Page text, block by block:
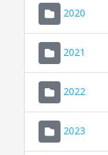
2020
2021
2022
2023